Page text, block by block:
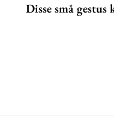
Disse små